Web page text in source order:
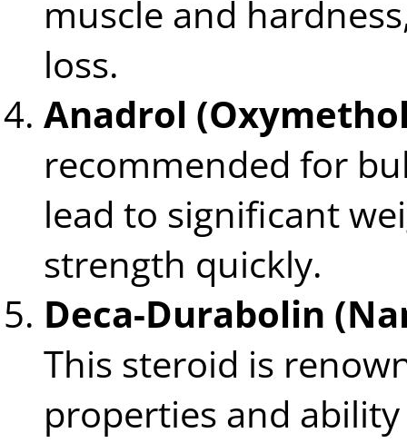
muscle and
loss.
Anadrol
recommended for
lead to significant
strength quickly.
Deca-Durabolin
This steroid is
properties and